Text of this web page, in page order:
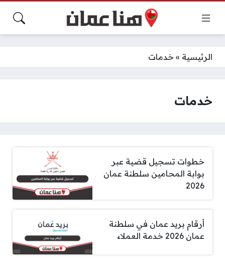
الرئيسية » خدمات
خدمات
خطوات تسجيل قضية عبر
بوابة المحامين سلطنة عمان
2026
أرقام بريد عمان في سلطنة
عمان 2026 خدمة العملاء